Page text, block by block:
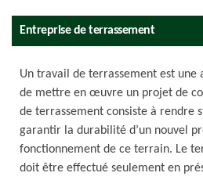
Entreprise de terrassement
Un travail de terrassement est une
de mettre en œuvre un projet de
de terrassement consiste à rendre
garantir la durabilité d’un nouvel
fonctionnement de ce terrain. Le
doit être effectué seulement en